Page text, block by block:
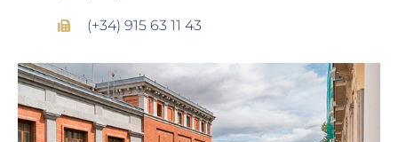
(+34) 915 63 11 43